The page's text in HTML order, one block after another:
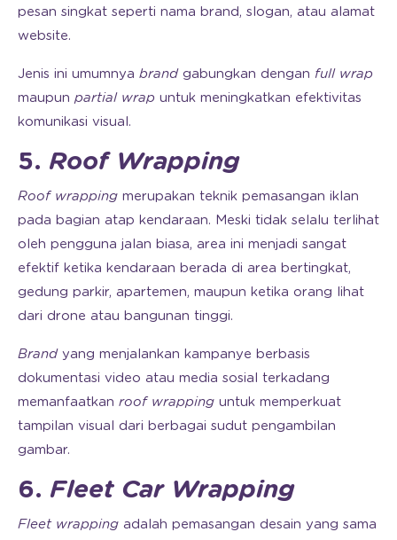
pesan singkat seperti nama brand, slogan, atau alamat
website.
Jenis ini umumnya brand gabungkan dengan full wrap
maupun partial wrap untuk meningkatkan efektivitas
komunikasi visual.
5. Roof Wrapping
Roof wrapping merupakan teknik pemasangan iklan
pada bagian atap kendaraan. Meski tidak selalu terlihat
oleh pengguna jalan biasa, area ini menjadi sangat
efektif ketika kendaraan berada di area bertingkat,
gedung parkir, apartemen, maupun ketika orang lihat
dari drone atau bangunan tinggi.
Brandyang menjalankan kampanye berbasis
dokumentasi video atau media sosial terkadang
memanfaatkan roof wrapping untuk memperkuat
tampilan visual dari berbagai sudut pengambilan
gambar.
6. Fleet Car Wrapping
Fleet wrapping adalah pemasangan desain yang sama